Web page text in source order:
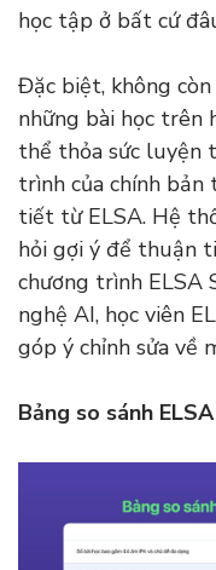
học tập ở bất cứ
Đặc biệt, không
những bài học trên
thể thỏa sức luyện
trình của chính bản
tiết từ ELSA. Hệ
hỏi gợi ý để thuận
chương trình ELSA
nghệ AI, học viên
góp ý chỉnh sửa về
Bảng so sánh